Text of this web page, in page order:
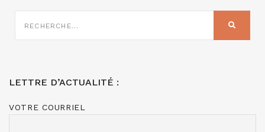
SUR
LETTRE D’ACTUALITÉ :
VOTRE COURRIEL